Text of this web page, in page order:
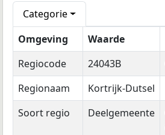
Categorie
Omgeving
Waarde
Regiocode
24043B
Regionaam
Kortrijk-Dutsel
Soort regio
Deelgemeente